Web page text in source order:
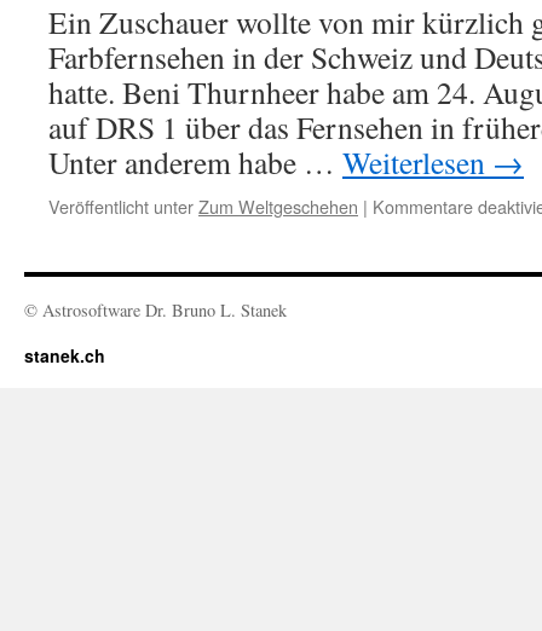
Ein Zuschauer wollte von mir kürzlich
Farbfernsehen in der Schweiz und
hatte. Beni Thurnheer habe am 24.
auf DRS 1 über das Fernsehen in
Unter anderem habe … Weiterlesen →
Veröffentlicht unterZum Weltgeschehen | Kommentare
© Astrosoftware Dr. Bruno L. Stanek
stanek.ch